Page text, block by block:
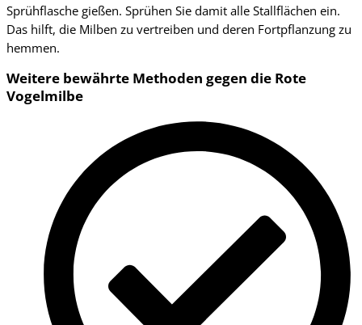
Sprühflasche gießen. Sprühen Sie damit alle Stallflächen ein.
Das hilft, die Milben zu vertreiben und deren Fortpflanzung zu
hemmen.
Weitere bewährte Methoden gegen die Rote
Vogelmilbe